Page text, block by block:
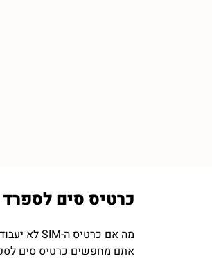
כרטיס סים לספרד
אתם מחפשים כרטיס סים